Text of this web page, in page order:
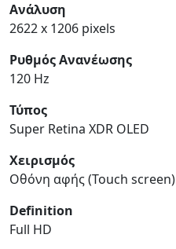
Ανάλυση
2622 x 1206 pixels
Ρυθμός Ανανέωσης
120 Hz
Τύπος
Super Retina XDR OLED
Χειρισμός
Οθόνη αφής (Touch screen)
Definition
Full HD